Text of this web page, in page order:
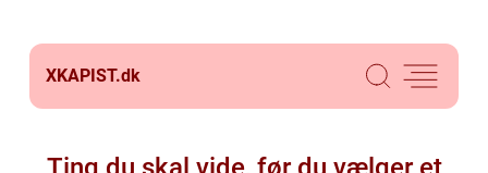
XKAPIST.dk